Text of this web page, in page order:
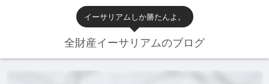
イーサリアムしか勝たんよ。
全財産イーサリアムのブログ